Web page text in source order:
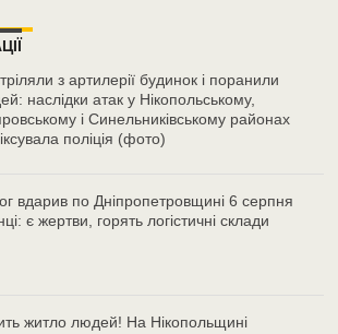
з артилерії будинок і поранили
наслідки атак у Нікопольському,
і Синельниківському районах
поліція (фото)
вдарив по Дніпропетровщині 6 серпня
є жертви, горять логістичні склади
житло людей! На Нікопольщині